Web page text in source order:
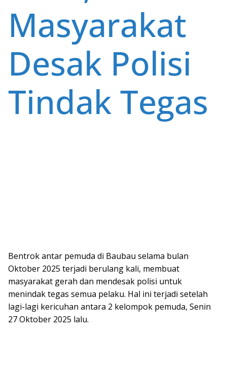
Masyarakat
Desak Polisi
Tindak Tegas
Bentrok antar pemuda di Baubau selama bulan
Oktober 2025 terjadi berulang kali, membuat
masyarakat gerah dan mendesak polisi untuk
menindak tegas semua pelaku. Hal ini terjadi setelah
lagi-lagi kericuhan antara 2 kelompok pemuda, Senin
27 Oktober 2025 lalu.